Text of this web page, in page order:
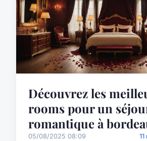
Découvrez les
rooms pour un
romantique à
05/08/2025 08:09